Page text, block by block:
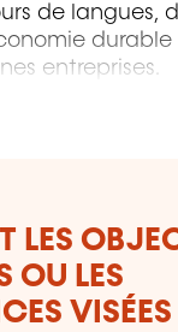
de langues,
durable
entreprises.
LES
OU LES
VISÉES